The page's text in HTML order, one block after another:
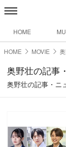
HOME
HOME MOVIE
奥野壮の記事
奥野壮の記事・ニ